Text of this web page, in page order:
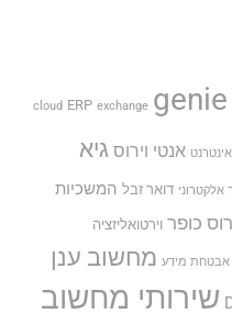
cloud ERP exchange genie
אינטרנט אנטי וירוס גיא
אלקטרוני דואר זבל המשכיות
כופר וירטואליזציה
אבטחת מידע מחשוב ענן
שירותי מחשוב